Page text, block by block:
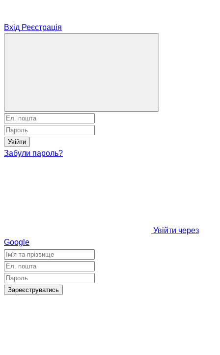
Вхід Реєстрація
Увійти
Забули пароль?
Увійти через
Google
Зареєструватись